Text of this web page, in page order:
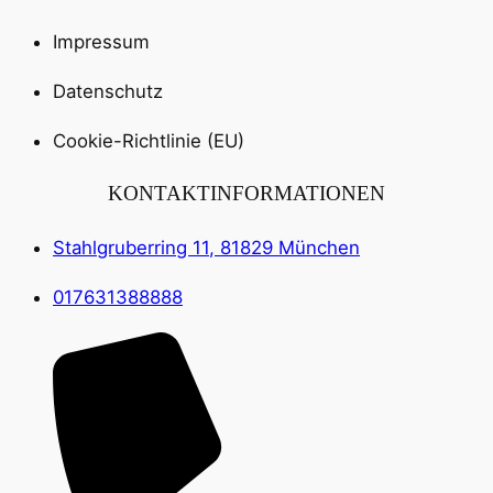
Impressum
Datenschutz
Cookie-Richtlinie (EU)
KONTAKTINFORMATIONEN
Stahlgruberring 11, 81829 München
017631388888